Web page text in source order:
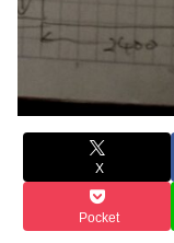
X
Pocket